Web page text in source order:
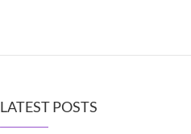
LATEST POSTS